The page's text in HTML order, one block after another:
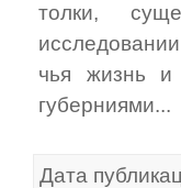
толки,
чья жизнь и
губерниями...
Дата